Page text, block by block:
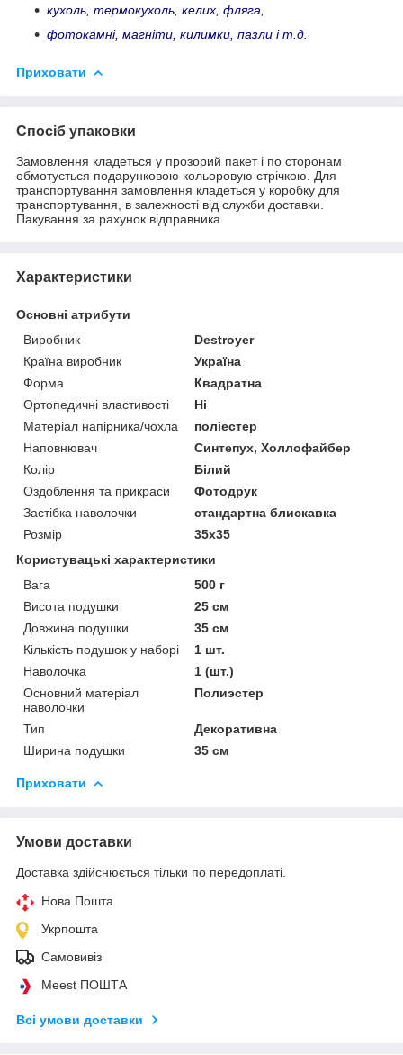
кухоль, термокухоль, келих, фляга,
фотокамні, магніти, килимки, пазли і т.д.
Приховати
Спосіб упаковки
Замовлення кладеться у прозорий пакет і по сторонам
обмотується подарунковою кольоровую стрічкою. Для
транспортування замовлення кладеться у коробку для
транспортування, в залежності від служби доставки.
Пакування за рахунок відправника.
Характеристики
Основні атрибути
Виробник
Destroyer
Країна виробник
Україна
Форма
Квадратна
Ортопедичні властивості
Ні
Матеріал напірника/чохла
поліестер
Наповнювач
Синтепух, Холлофайбер
Колір
Білий
Оздоблення та прикраси
Фотодрук
Застібка наволочки
стандартна блискавка
Розмір
35x35
Користувацькі характеристики
Вага
500 г
Висота подушки
25 см
Довжина подушки
35 см
Кількість подушок у наборі
1 шт.
Наволочка
1 (шт.)
Основний матеріал
наволочки
Полиэстер
Тип
Декоративна
Ширина подушки
35 см
Приховати
Умови доставки
Доставка здійснюється тільки по передоплаті.
Нова Пошта
Укрпошта
Самовивіз
Meest ПОШТА
Всі умови доставки